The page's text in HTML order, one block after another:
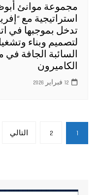
مجموعة موانئ
استراتيجية مع
لتصميم وبناء
السائبة الجافة في
الكاميرون
12 فبراير 2026
تعدد
صفحات
1
2 التالي